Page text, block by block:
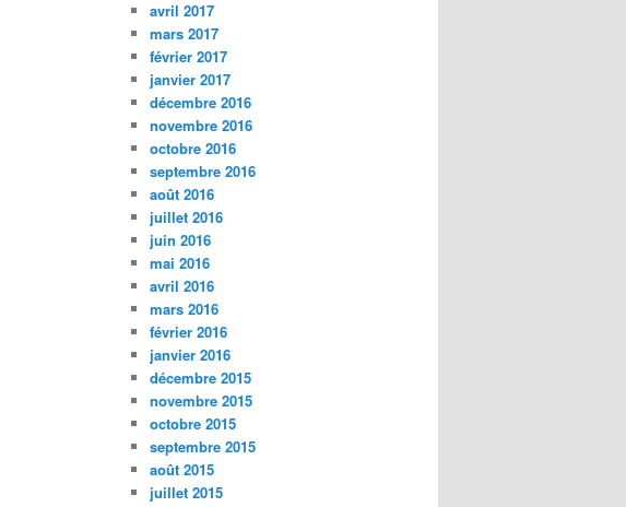
avril 2017
mars 2017
février 2017
janvier 2017
décembre 2016
novembre 2016
octobre 2016
septembre 2016
août 2016
juillet 2016
juin 2016
mai 2016
avril 2016
mars 2016
février 2016
janvier 2016
décembre 2015
novembre 2015
octobre 2015
septembre 2015
août 2015
juillet 2015